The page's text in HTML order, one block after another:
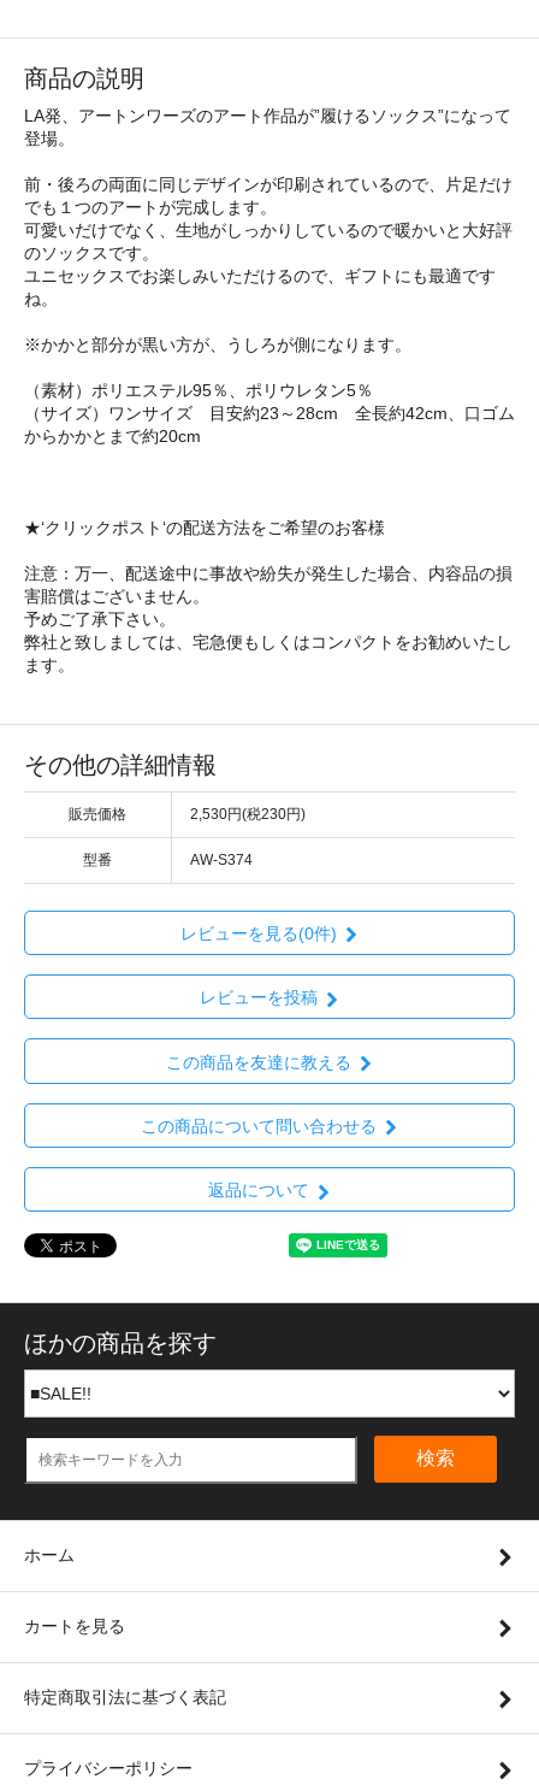
商品の説明
LA発、アートンワーズのアート作品が”履けるソックス”になって
登場。
前・後ろの両面に同じデザインが印刷されているので、片足だけ
でも１つのアートが完成します。
可愛いだけでなく、生地がしっかりしているので暖かいと大好評
のソックスです。
ユニセックスでお楽しみいただけるので、ギフトにも最適です
ね。
※かかと部分が黒い方が、うしろが側になります。
（素材）ポリエステル95％、ポリウレタン5％
（サイズ）ワンサイズ 目安約23～28cm 全長約42cm、口ゴム
からかかとまで約20cm
★‘クリックポスト‘の配送方法をご希望のお客様
注意：万一、配送途中に事故や紛失が発生した場合、内容品の損
害賠償はございません。
予めご了承下さい。
弊社と致しましては、宅急便もしくはコンパクトをお勧めいたし
ます。
その他の詳細情報
販売価格 2,530円(税230円)
型番 AW-S374
レビューを見る(0件)
レビューを投稿
この商品を友達に教える
この商品について問い合わせる
返品について
ほかの商品を探す
検索
ホーム
カートを見る
特定商取引法に基づく表記
プライバシーポリシー